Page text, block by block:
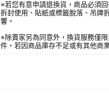
※若您有意申請退換貨，商品必須
拆封使用、貼紙或標籤脫落、吊牌
響。
※除賣家另為同意外，換貨服務僅
件，若因商品庫存不足或有其他商